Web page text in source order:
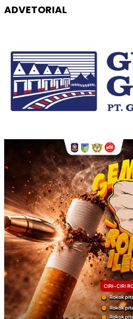
ADVETORIAL